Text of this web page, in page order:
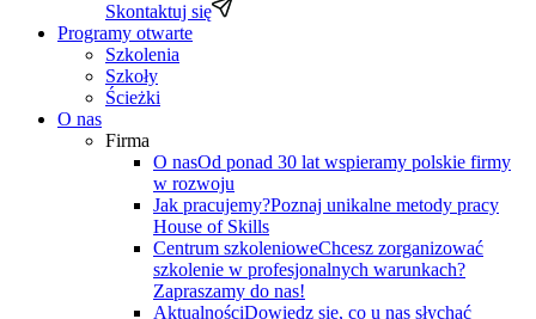
Skontaktuj się
Programy otwarte
Szkolenia
Szkoły
Ścieżki
O nas
Firma
O nasOd ponad 30 lat wspieramy polskie firmy
w rozwoju
Jak pracujemy?Poznaj unikalne metody pracy
House of Skills
Centrum szkolenioweChcesz zorganizować
szkolenie w profesjonalnych warunkach?
Zapraszamy do nas!
AktualnościDowiedz się, co u nas słychać